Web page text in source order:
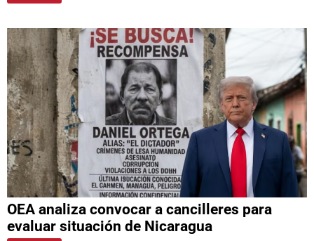
OEA analiza convocar a cancilleres para
evaluar situación de Nicaragua